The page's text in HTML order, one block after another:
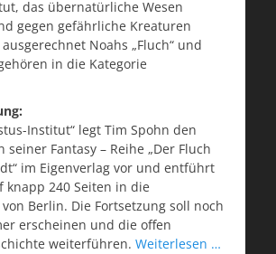
das übernatürliche Wesen
gegen gefährliche Kreaturen
Noahs „Fluch“ und
in die Kategorie
Institut“ legt Tim Spohn den
seiner Fantasy – Reihe „Der Fluch
im Eigenverlag vor und entführt
knapp 240 Seiten in die
Berlin. Die Fortsetzung soll noch
erscheinen und die offen
weiterführen. Weiterlesen …